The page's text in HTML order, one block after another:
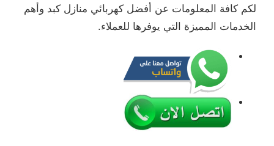
لكم كافة المعلومات عن أفضل كهربائي منازل كبد وأهم
الخدمات المميزة التي يوفرها للعملاء.